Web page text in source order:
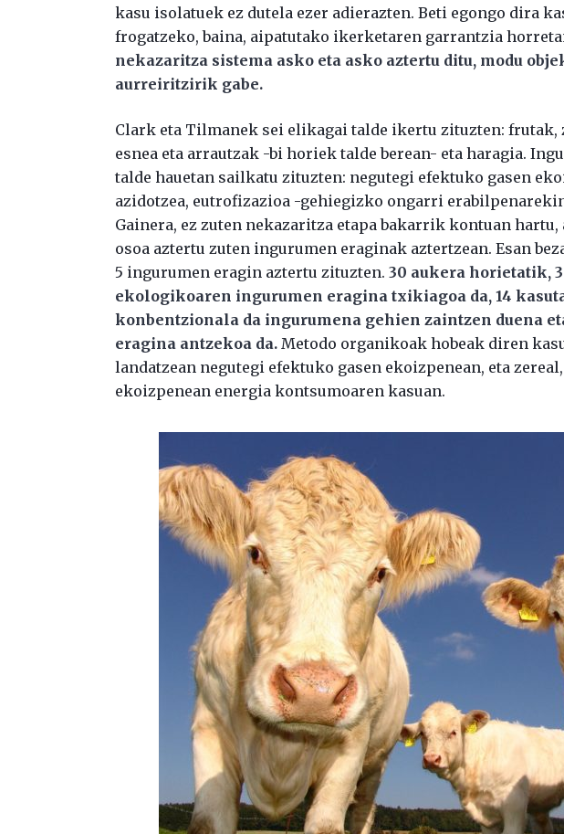
kasu isolatuek ez dutela ezer adierazten. Beti egongo dira
frogatzeko, baina, aipatutako ikerketaren garrantzia
nekazaritza sistema asko eta asko aztertu ditu, modu
aurreiritzirik gabe.
Clark eta Tilmanek sei elikagai talde ikertu zituzten: frutak,
esnea eta arrautzak -bi horiek talde berean- eta haragia.
talde hauetan sailkatu zituzten: negutegi efektuko gasen
azidotzea, eutrofizazioa -gehiegizko ongarri
Gainera, ez zuten nekazaritza etapa bakarrik kontuan
osoa aztertu zuten ingurumen eraginak aztertzean. Esan
5 ingurumen eragin aztertu zituzten.30 aukera horietatik,
ekologikoaren ingurumen eragina txikiagoa da, 14
konbentzionala da ingurumena gehien zaintzen duena
eragina antzekoa da. Metodo organikoak hobeak diren
landatzean negutegi efektuko gasen ekoizpenean, eta
ekoizpenean energia kontsumoaren kasuan.